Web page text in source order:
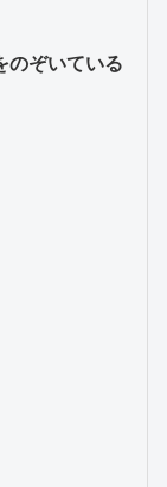
のぞいている